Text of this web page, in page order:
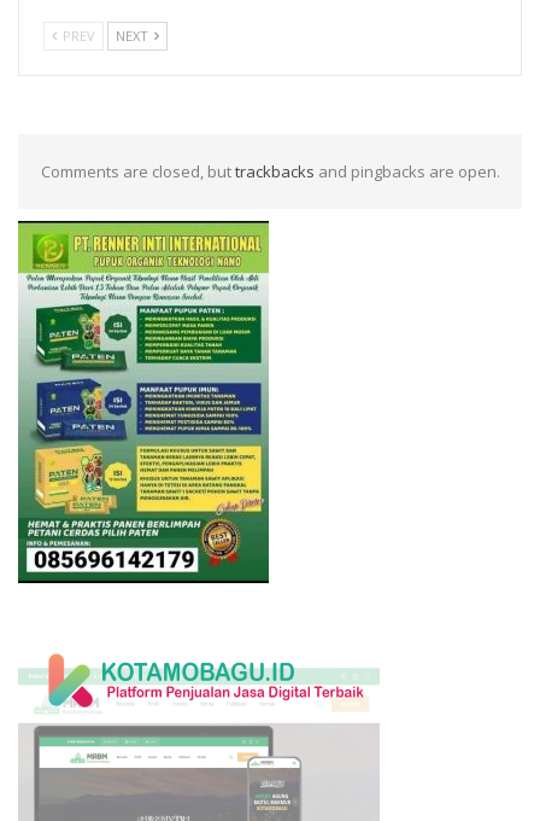
PREV NEXT
Comments are closed, buttrackbacks and pingbacks are open.